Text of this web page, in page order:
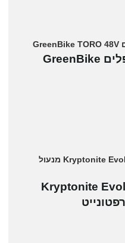
אופניים חשמליים מתקפלים GreenBike
Kryptonite